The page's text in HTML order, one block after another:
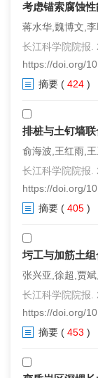
考虑锚索腐蚀
蒋水华,魏博文,
长江科学院院报.
https://doi.org/
摘要 ( 424 )
排桩与土钉墙
俞海波,王红雨,
长江科学院院报.
https://doi.org/
摘要 ( 405 )
圬工与加筋土
张兴亚,徐超,贾
长江科学院院报.
https://doi.org/
摘要 ( 453 )